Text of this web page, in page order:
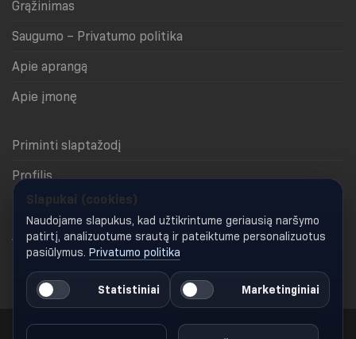
Grąžinimas
Saugumo – Privatumo politika
Apie aprangą
Apie įmonę
Priminti slaptažodį
Profilis
Krepšelis
Apmokėjimas
Keisti slapukų nustatymus
Slapukai (cookies)
Naudojame slapukus, kad užtikrintume geriausią naršymo
patirtį, analizuotume srautą ir pateiktume personalizuotus
pasiūlymus. Privatumo politika
Statistiniai Marketinginiai